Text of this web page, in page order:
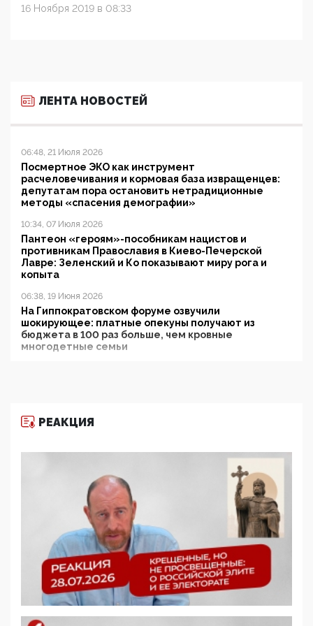
16 Ноября 2019 в 08:33
ЛЕНТА НОВОСТЕЙ
06:48, 21 Июля 2026
Посмертное ЭКО как инструмент
расчеловечивания и кормовая база извращенцев:
депутатам пора остановить нетрадиционные
методы «спасения демографии»
10:34, 07 Июля 2026
Пантеон «героям»-пособникам нацистов и
противникам Православия в Киево-Печерской
Лавре: Зеленский и Ко показывают миру рога и
копыта
06:38, 19 Июня 2026
На Гиппократовском форуме озвучили
шокирующее: платные опекуны получают из
бюджета в 100 раз больше, чем кровные
многодетные семьи
11:53, 09 Июня 2026
деятельность ИИТО ЮНЕСКО в России, но
цифроглобалисты продолжают определять
повестку в образовании
09:43, 01 Июня 2026
5G за счет здоровья граждан: Минцифры намерено
отобрать у регионов и муниципалитетов право
защищать жилые дома и социальные объекты от
05:58, 26 Мая 2026
Роскомнадзор освободили от борца с
деструктивным и опасным контентом
07:39, 25 Мая 2026
РЕАКЦИЯ